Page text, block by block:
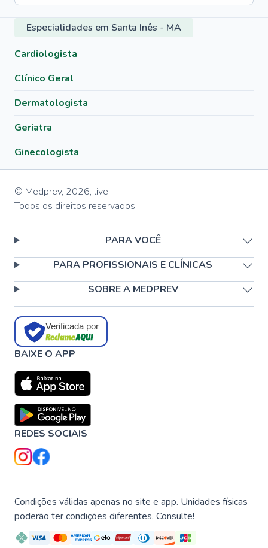
Especialidades em Santa Inês - MA
Cardiologista
Clínico Geral
Dermatologista
Geriatra
Ginecologista
© Medprev, 2026, live
Todos os direitos reservados
PARA VOCÊ
PARA PROFISSIONAIS E CLÍNICAS
SOBRE A MEDPREV
Verificada por
BAIXE O APP
REDES SOCIAIS
Condições válidas apenas no site e app. Unidades físicas
poderão ter condições diferentes. Consulte!